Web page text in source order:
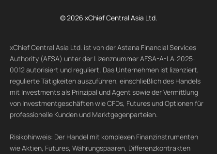
© 2026 xChief Central Asia Ltd.
xChief Central Asia Ltd. ist von der Astana Financial Services
Authority (AFSA) unter der Lizenznummer AFSA-A-LA-2025-
0012 autorisiert und reguliert. Das Unternehmen ist lizenziert,
regulierte Tätigkeiten auszuführen, einschließlich des Handels
mit Investments als Prinzipal und Agent sowie der Vermittlung
von Investmentgeschäften wie CFDs, Futures und Optionen für
professionelle Kunden und Marktgegenparteien.
Risikohinweis: Der Handel mit komplexen Finanzinstrumenten
wie Aktien, Futures, Währungspaaren, Differenzkontrakten